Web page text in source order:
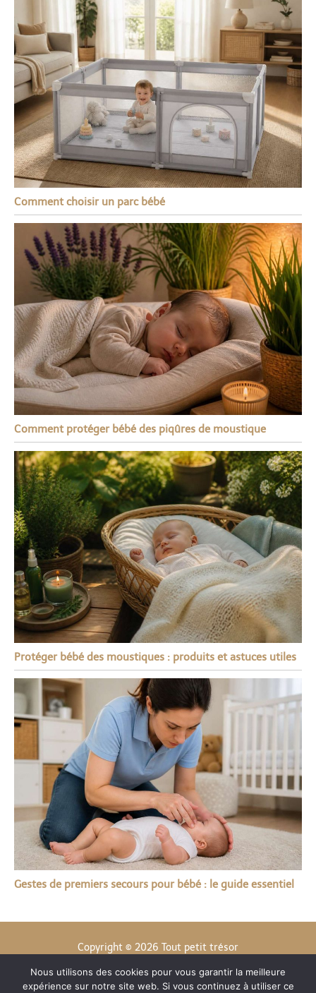
Comment choisir un parc bébé
Comment protéger bébé des piqûres de moustique
Protéger bébé des moustiques : produits et astuces utiles
Gestes de premiers secours pour bébé : le guide essentiel
Copyright © 2026 Tout petit trésor
Contact
Nous utilisons des cookies pour vous garantir la meilleure
expérience sur notre site web. Si vous continuez à utiliser ce